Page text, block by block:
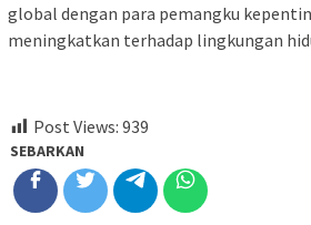
global dengan para pemangku
meningkatkan terhadap lingkungan
Post Views: 939
SEBARKAN